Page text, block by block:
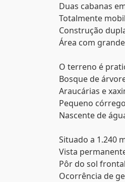
Duas cabanas
Totalmente
Construção
Área com
O terreno é
Bosque de
Araucárias e
Pequeno
Nascente de
Situado a 1.240
Vista
Pôr do sol
Ocorrência de